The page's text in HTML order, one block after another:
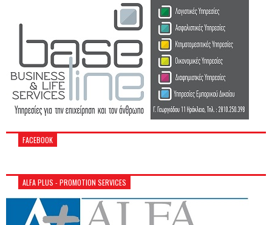
FACEBOOK
ALFA PLUS - PROMOTION SERVICES